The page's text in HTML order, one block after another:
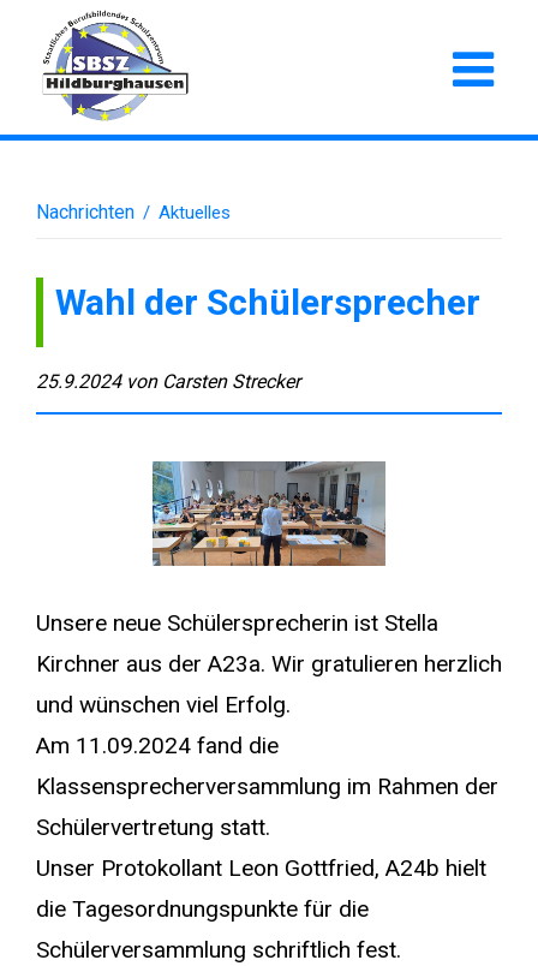
Nachrichten / Aktuelles
Wahl der Schülersprecher
25.9.2024 von Carsten Strecker
Unsere neue Schülersprecherin ist Stella
Kirchner aus der A23a. Wir gratulieren herzlich
und wünschen viel Erfolg.
Am 11.09.2024 fand die
Klassensprecherversammlung im Rahmen der
Schülervertretung statt.
Unser Protokollant Leon Gottfried, A24b hielt
die Tagesordnungspunkte für die
Schülerversammlung schriftlich fest.